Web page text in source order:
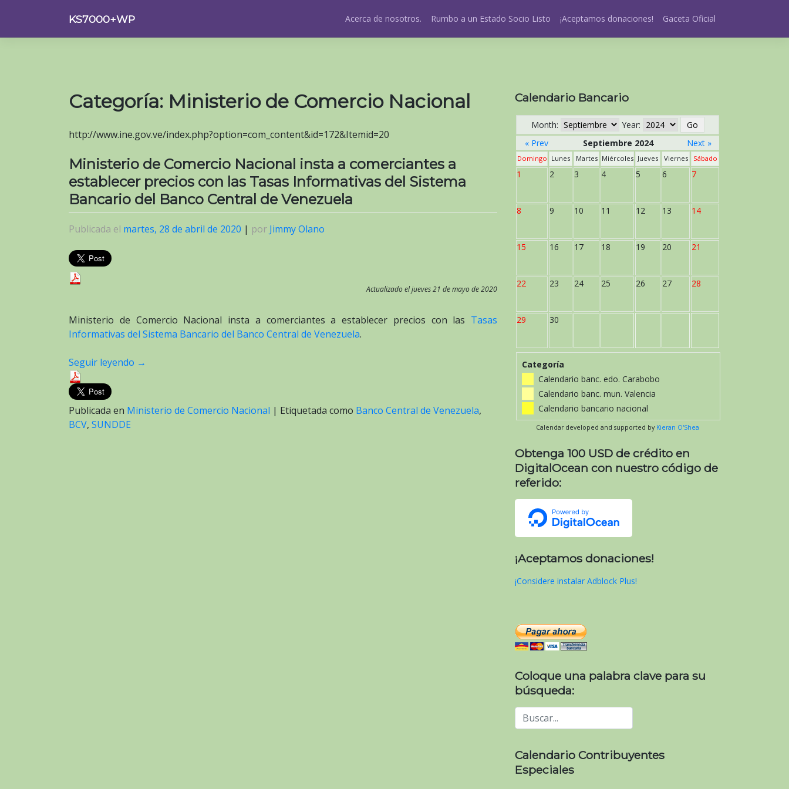
contenido
KS7000+WP Acerca de nosotros. Rumbo a un Estado Socio Listo ¡Aceptamos donaciones! Gaceta Oficial
Categoría: Ministerio de Comercio Nacional
http://www.ine.gov.ve/index.php?option=com_content&id=172&Itemid=20
Ministerio de Comercio Nacional insta a comerciantes a
establecer precios con las Tasas Informativas del Sistema
Bancario del Banco Central de Venezuela
Publicada el martes, 28 de abril de 2020 | por Jimmy Olano
Actualizado el jueves 21 de mayo de 2020
Ministerio de Comercio Nacional insta a comerciantes a establecer precios con las Tasas
Informativas del Sistema Bancario del Banco Central de Venezuela.
Seguir leyendo →
Publicada en Ministerio de Comercio Nacional | Etiquetada como Banco Central de Venezuela,
BCV, SUNDDE
Calendario Bancario
Month:
Year:
« Prev
Septiembre 2024 Next »
Domingo Lunes Martes Miércoles Jueves Viernes Sábado
1 2 3 4 5 6 7
8 9 10 11 12 13 14
15 16 17 18 19 20 21
22 23 24 25 26 27 28
29 30
Categoría
Calendario banc. edo. Carabobo
Calendario banc. mun. Valencia
Calendario bancario nacional
Calendar developed and supported by Kieran O'Shea
Obtenga 100 USD de crédito en
DigitalOcean con nuestro código de
referido:
¡Aceptamos donaciones!
¡Considere instalar Adblock Plus!
Coloque una palabra clave para su
búsqueda:
Calendario Contribuyentes
Especiales